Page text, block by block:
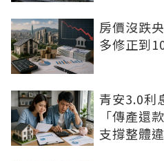
房價沒跌
多修正到
青安3.0利
「傳產還
支撐整體